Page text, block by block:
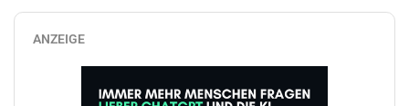
ANZEIGE